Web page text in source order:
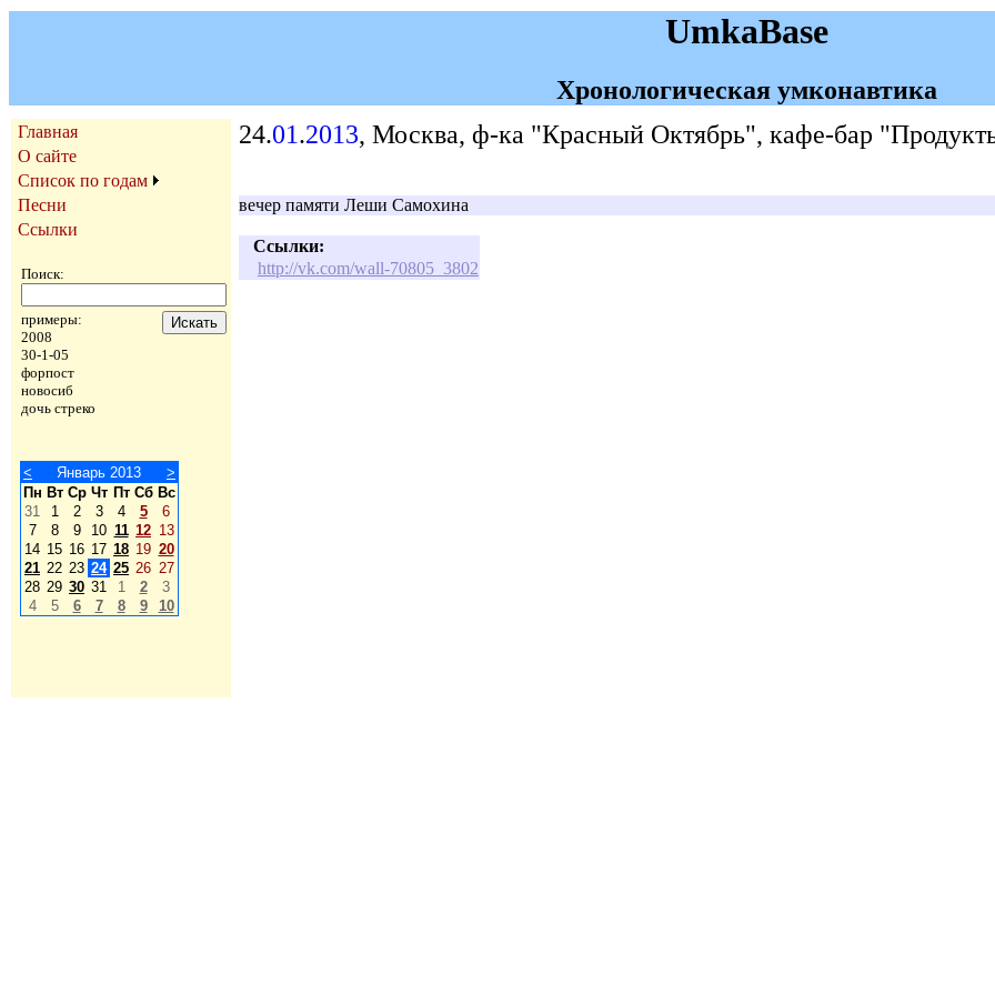
UmkaBase
Хронологическая умконавтика
Главная
О сайте
Список по годам
Песни
Ссылки
Поиск:
примеры:
2008
30-1-05
форпост
новосиб
дочь стреко
< Январь 2013
>
Пн Вт Ср Чт Пт Сб Вс
31
1 2 3 4 5
6
7
8 9 10 11 12 13
14 15 16 17 18 19 20
21 22 23 24 25 26 27
28 29 30 31 1 2
3
4
5 6 7 8 9 10
24.01.2013, Москва, ф-ка "Красный Октябрь", кафе-бар
вечер памяти Леши Самохина
Ссылки:
http://vk.com/wall-70805_3802